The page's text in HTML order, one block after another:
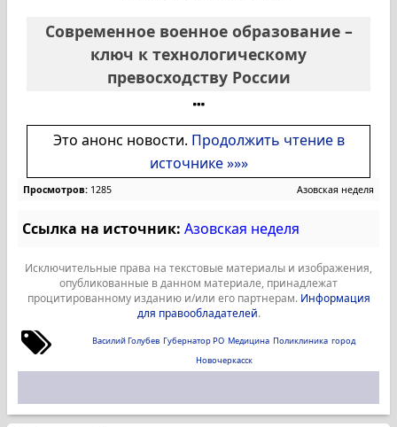
Современное военное образование –
ключ к технологическому
превосходству России
Это анонс новости. Продолжить чтение в
источнике »»»
Просмотров: 1285 Азовская неделя
Ссылка на источник: Азовская неделя
Исключительные права на текстовые материалы и изображения,
опубликованные в данном материале, принадлежат
процитированному изданию и/или его партнерам. Информация
для правообладателей.
Василий Голубев Губернатор РО Медицина Поликлиника город
Новочеркасск